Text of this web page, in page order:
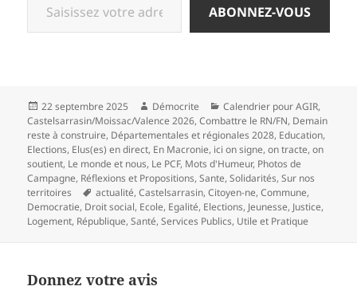
ABONNEZ-VOUS
Publié
le
22 septembre 2025 Auteur
Démocrite Catégories
Calendrier pour AGIR,
Castelsarrasin/Moissac/Valence 2026,Combattre le RN/FN, Demain
reste à construire, Départementales et régionales 2028, Education,
Elections, Elus(es) en direct, En Macronie, ici on signe, on tracte, on
soutient, Le monde et nous, Le PCF, Mots d'Humeur, Photos de
Campagne, Réflexions et Propositions,Sante,Solidarités,Sur nos
territoires
Mots-
clés
actualité,Castelsarrasin,Citoyen-ne,Commune,
Democratie, Droit social, Ecole, Egalité, Elections, Jeunesse, Justice,
Logement, République,Santé,Services Publics, Utile et Pratique
Donnez votre avis